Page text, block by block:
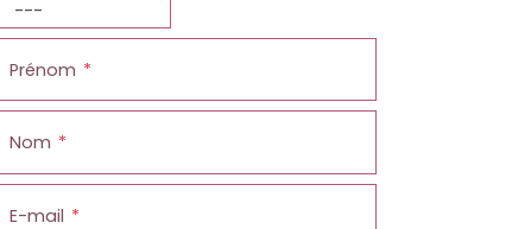
Prénom
Nom
E-mail